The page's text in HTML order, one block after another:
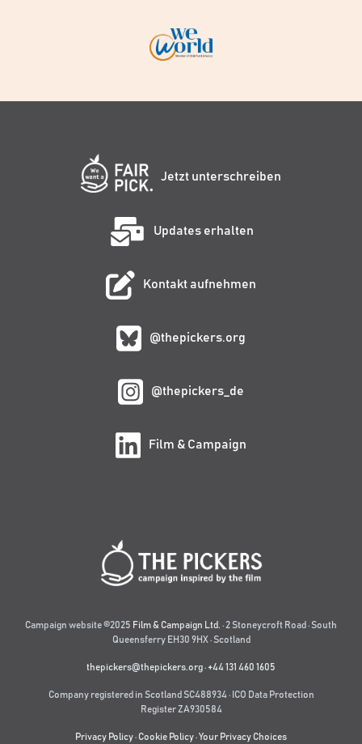
Jetzt unterschreiben
Updates erhalten
Kontakt aufnehmen
@thepickers.org
@thepickers_de
Film & Campaign
Campaign website ©2025 Film & Campaign Ltd. · 2 Stoneycroft Road · South
Queensferry EH30 9HX · Scotland
thepickers@thepickers.org·+44 131 460 1605
Company registered in Scotland SC488934 · ICO Data Protection
Register ZA930584
Privacy Policy· Cookie Policy·Your Privacy Choices